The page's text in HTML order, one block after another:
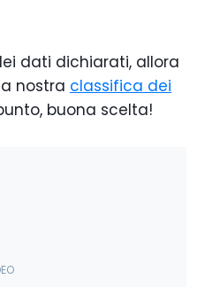
dati dichiarati, allora
nostra classifica dei
buona scelta!